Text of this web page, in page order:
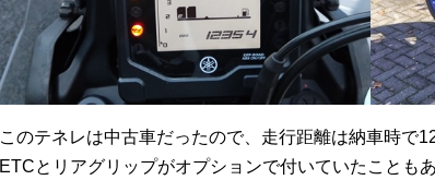
このテネレは中古車だったので、走行距離は納車時で
ETCとリアグリップがオプションで付いていたことも